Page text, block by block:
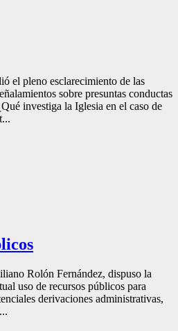
el pleno esclarecimiento de las
sobre presuntas conductas
investiga la Iglesia en el caso de
Rolón Fernández, dispuso la
uso de recursos públicos para
derivaciones administrativas,